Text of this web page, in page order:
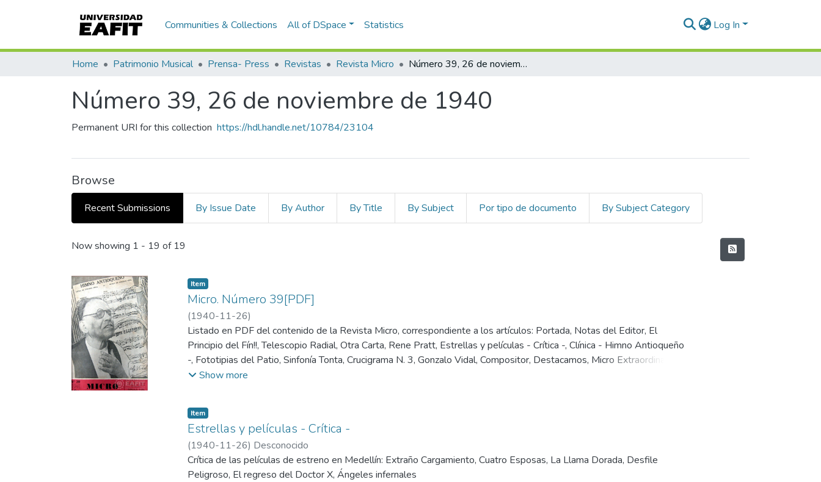
Communities & Collections All of DSpace Statistics Log In
Home Patrimonio Musical Prensa- Press Revistas Revista Micro Número 39, 26 de noviembre de 1940
Número 39, 26 de noviembre de 1940
Permanent URI for this collection https://hdl.handle.net/10784/23104
Browse
Recent Submissions By Issue Date By Author By Title By Subject Por tipo de documento By Subject Category
Recent Submissions
Now showing 1 - 19 of 19
Item
Micro. Número 39[PDF]
(1940-11-26)
Listado en PDF del contenido de la Revista Micro, correspondiente a los artículos: Portada, Notas del Editor, El
Principio del Fín!!, Telescopio Radial, Otra Carta, Rene Pratt, Estrellas y películas - Crítica -, Clínica - Himno Antioqueño
-, Fototipias del Patio, Sinfonía Tonta, Crucigrama N. 3, Gonzalo Vidal, Compositor, Destacamos, Micro Extraordinario,
Micrófonos de Fuera, Júpiter Carrasquilla, Los Deportes, Argumentos de Cantera.
Show more
Item
Estrellas y películas - Crítica -
(1940-11-26) Desconocido
Crítica de las películas de estreno en Medellín: Extraño Cargamiento, Cuatro Esposas, La Llama Dorada, Desfile
Peligroso, El regreso del Doctor X, Ángeles infernales